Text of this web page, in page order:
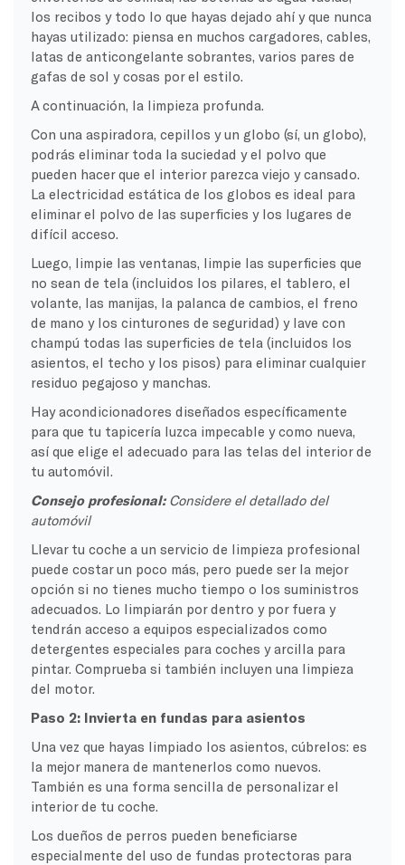
los recibos y todo lo que hayas dejado ahí y que nunca
hayas utilizado: piensa en muchos cargadores, cables,
latas de anticongelante sobrantes, varios pares de
gafas de sol y cosas por el estilo.
A continuación, la limpieza profunda.
Con una aspiradora, cepillos y un globo (sí, un globo),
podrás eliminar toda la suciedad y el polvo que
pueden hacer que el interior parezca viejo y cansado.
La electricidad estática de los globos es ideal para
eliminar el polvo de las superficies y los lugares de
difícil acceso.
Luego, limpie las ventanas, limpie las superficies que
no sean de tela (incluidos los pilares, el tablero, el
volante, las manijas, la palanca de cambios, el freno
de mano y los cinturones de seguridad) y lave con
champú todas las superficies de tela (incluidos los
asientos, el techo y los pisos) para eliminar cualquier
residuo pegajoso y manchas.
Hay acondicionadores diseñados específicamente
para que tu tapicería luzca impecable y como nueva,
así que elige el adecuado para las telas del interior de
tu automóvil.
Consejo profesional: Considere el detallado del
automóvil
Llevar tu coche a un servicio de limpieza profesional
puede costar un poco más, pero puede ser la mejor
opción si no tienes mucho tiempo o los suministros
adecuados. Lo limpiarán por dentro y por fuera y
tendrán acceso a equipos especializados como
detergentes especiales para coches y arcilla para
pintar. Comprueba si también incluyen una limpieza
del motor.
Paso 2: Invierta en fundas para asientos
Una vez que hayas limpiado los asientos, cúbrelos: es
la mejor manera de mantenerlos como nuevos.
También es una forma sencilla de personalizar el
interior de tu coche.
Los dueños de perros pueden beneficiarse
especialmente del uso de fundas protectoras para